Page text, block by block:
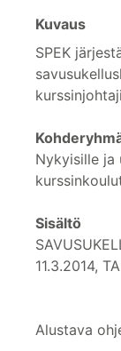
Kuvaus
SPEK
Nykyisille ja
Sisältö
11.3.2014,
Alustava